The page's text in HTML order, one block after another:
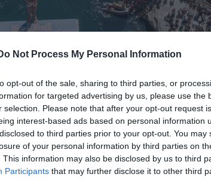
Not Process My Personal Information
opt-out of the sale, sharing to third parties, or
for targeted advertising by us, please use the
selection. Please note that after your opt-out request
interest-based ads based on personal information
to third parties prior to your opt-out. You
of your personal information by third parties on
This information may also be disclosed by us to third
Participants that may further disclose it to other third
de Sud) aveau o dublă miză pentru
sportiv care participă atât la sărituri de la